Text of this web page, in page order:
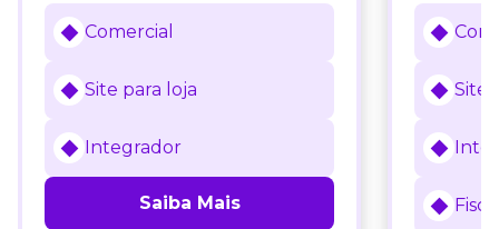
Comercial
Site para loja
Integrador
Saiba Mais
Site